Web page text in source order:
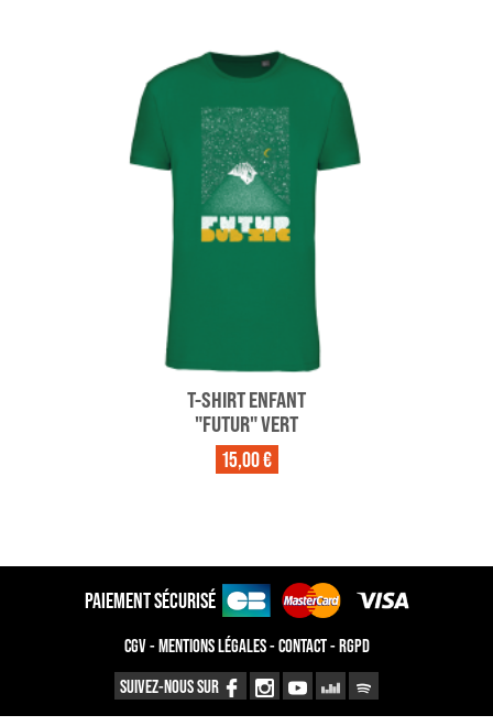
T-SHIRT ENFANT
"FUTUR" VERT
15,00 €
PAIEMENT SÉCURISÉ
CGV-MENTIONS LÉGALES-CONTACT-RGPD
SUIVEZ-NOUS SUR